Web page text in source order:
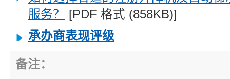
服务？
[PDF 格式 (858KB)]
承办商表现评级
备注：